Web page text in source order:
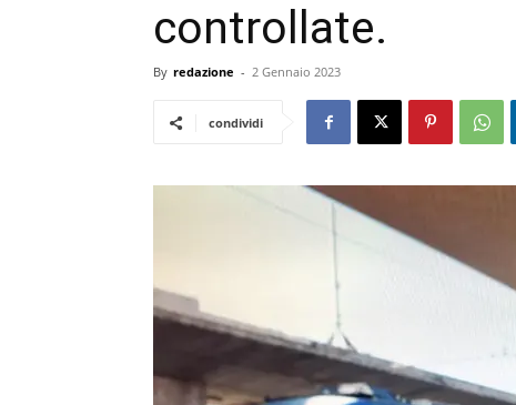
controllate.
By redazione - 2 Gennaio 2023
condividi